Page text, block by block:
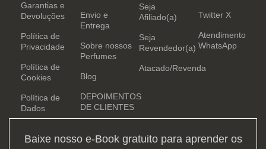
Garantias e
Devoluções
Política de
Privacidade
Política de
Cookies
Política de
Dados
Envio e
Entrega
Sobre nossos
Perfumes
Blog
DEPOIMENTOS
DE CLIENTES
Seja
Afiliado(a)
Seja
Revendedor(a)
Atacado/Revenda
Twitter X
Atendimento
WhatsApp
Baixe nosso e-Book gratuito para aprender os